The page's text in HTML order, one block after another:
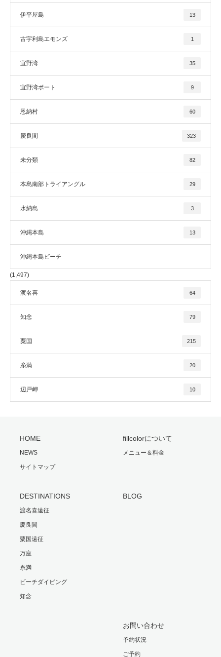
伊平屋島 13
古宇利島エモンズ 1
宜野湾 35
宜野湾ボート 9
恩納村 60
慶良間 323
未分類 82
本島南部トライアングル 29
水納島 3
沖縄本島 13
沖縄本島ビーチ
(1,497)
渡名喜 64
知念 79
粟国 215
糸満 20
辺戸岬 10
HOME
NEWS
サイトマップ
fillcolorについて
メニュー＆料金
DESTINATIONS
渡名喜遠征
慶良間
粟国遠征
万座
糸満
ビーチダイビング
知念
BLOG
お問い合わせ
予約状況
ご予約